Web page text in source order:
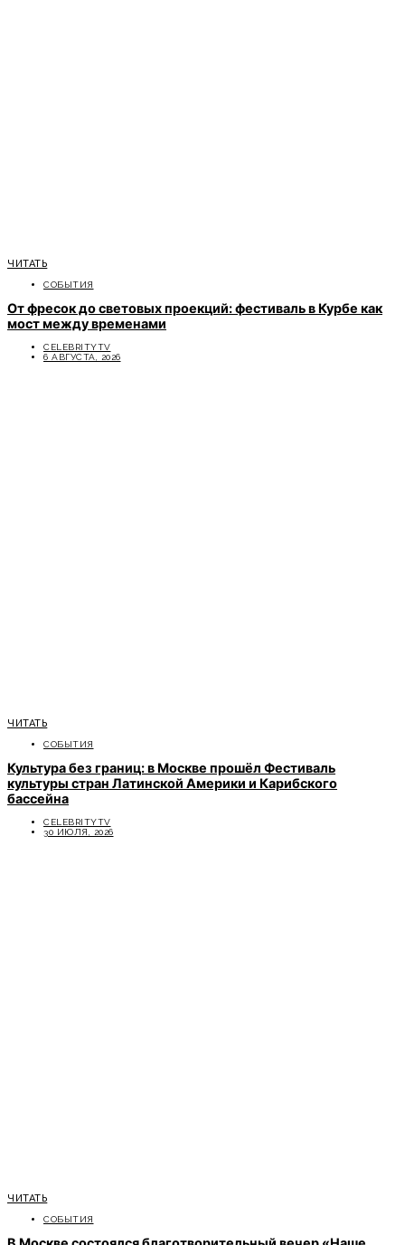
ЧИТАТЬ
СОБЫТИЯ
От фресок до световых проекций: фестиваль в Курбе как
мост между временами
CELEBRITYTV
6 АВГУСТА, 2026
ЧИТАТЬ
СОБЫТИЯ
Культура без границ: в Москве прошёл Фестиваль
культуры стран Латинской Америки и Карибского
бассейна
CELEBRITYTV
30 ИЮЛЯ, 2026
ЧИТАТЬ
СОБЫТИЯ